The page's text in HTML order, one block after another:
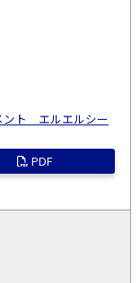
ト エルエルシー
PDF